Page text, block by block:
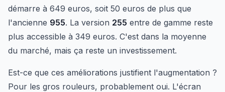
démarre à 649 euros, soit 50 euros de plus que
l'ancienne 955. La version 255 entre de gamme reste
plus accessible à 349 euros. C'est dans la moyenne
du marché, mais ça reste un investissement.
Est-ce que ces améliorations justifient l'augmentation ?
Pour les gros rouleurs, probablement oui. L'écran